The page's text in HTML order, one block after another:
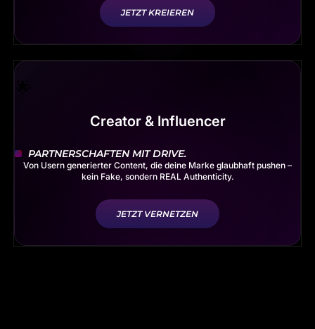
JETZT KREIEREN
Creator & Influencer
PARTNERSCHAFTEN MIT DRIVE.
Von Usern generierter Content, die deine Marke glaubhaft pushen –
kein Fake, sondern REAL Authenticity.
JETZT VERNETZEN